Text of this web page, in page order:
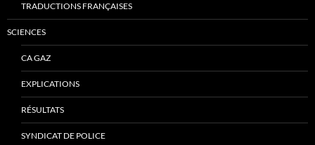
TRADUCTIONS FRANÇAISES
SCIENCES
CA GAZ
EXPLICATIONS
RÉSULTATS
SYNDICAT DE POLICE